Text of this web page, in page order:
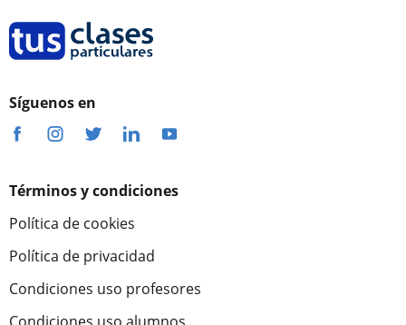
Síguenos en
Términos y condiciones
Política de cookies
Política de privacidad
Condiciones uso profesores